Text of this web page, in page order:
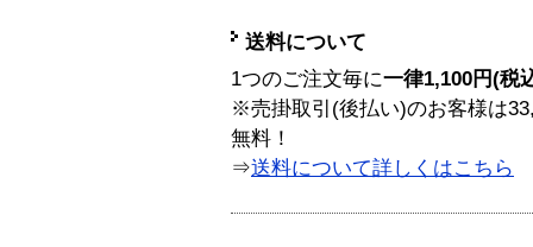
送料について
1つのご注文毎に一律1,100円(税
※売掛取引(後払い)のお客様は
無料！
⇒送料について詳しくはこちら